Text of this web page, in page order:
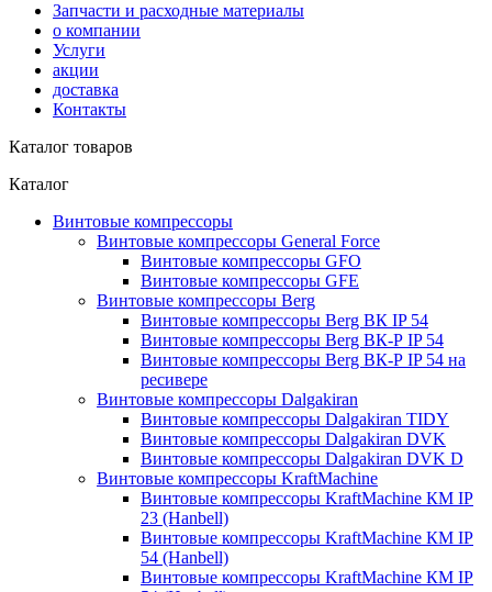
Запчасти и расходные материалы
о компании
Услуги
акции
доставка
Контакты
Каталог товаров
Каталог
Винтовые компрессоры
Винтовые компрессоры General Force
Винтовые компрессоры GFO
Винтовые компрессоры GFE
Винтовые компрессоры Berg
Винтовые компрессоры Berg ВК IP 54
Винтовые компрессоры Berg ВК-Р IP 54
Винтовые компрессоры Berg ВК-Р IP 54 на
ресивере
Винтовые компрессоры Dalgakiran
Винтовые компрессоры Dalgakiran TIDY
Винтовые компрессоры Dalgakiran DVK
Винтовые компрессоры Dalgakiran DVK D
Винтовые компрессоры KraftMachine
Винтовые компрессоры KraftMachine КМ IP
23 (Hanbell)
Винтовые компрессоры KraftMachine КМ IP
54 (Hanbell)
Винтовые компрессоры KraftMachine КМ IP